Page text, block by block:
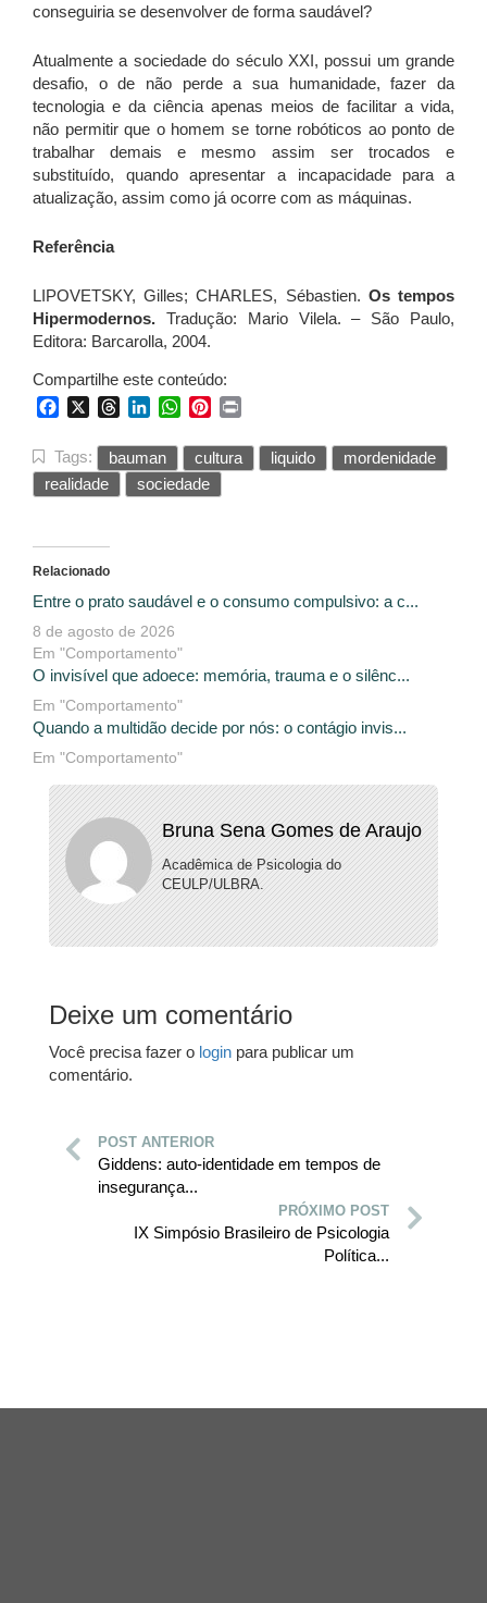
conseguiria se desenvolver de forma saudável?
Atualmente a sociedade do século XXI, possui um grande
desafio, o de não perde a sua humanidade, fazer da
tecnologia e da ciência apenas meios de facilitar a vida,
não permitir que o homem se torne robóticos ao ponto de
trabalhar demais e mesmo assim ser trocados e
substituído, quando apresentar a incapacidade para a
atualização, assim como já ocorre com as máquinas.
Referência
LIPOVETSKY, Gilles; CHARLES, Sébastien. Os tempos
Hipermodernos. Tradução: Mario Vilela. – São Paulo,
Editora: Barcarolla, 2004.
Compartilhe este conteúdo:
FacebookThreadsLinkedInWhatsApp
Pinterest
Tags: bauman cultura liquido
mordenidade
realidade
sociedade
Relacionado
Entre o prato saudável e o consumo compulsivo: a c...
8 de agosto de 2026
Em "Comportamento"
O invisível que adoece: memória, trauma e o silênc...
Em "Comportamento"
Quando a multidão decide por nós: o contágio invis...
Em "Comportamento"
Bruna Sena Gomes de Araujo
Acadêmica de Psicologia do
CEULP/ULBRA.
Deixe um comentário
Você precisa fazer o login para publicar um
comentário.
POST ANTERIOR
Giddens: auto-identidade em tempos de
insegurança...
PRÓXIMO POST
IX Simpósio Brasileiro de Psicologia
Política...